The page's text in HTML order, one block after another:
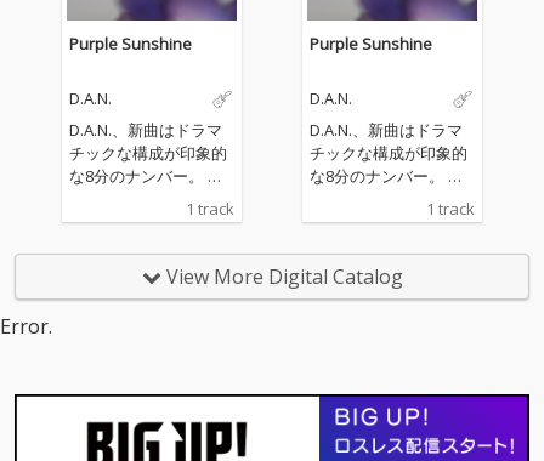
Purple Sunshine
D.A.N.
D.A.N.、新曲はドラマ
チックな構成が印象的
な8分のナンバー。 ミ
ックスは前作の「Dayd
reaming」同様、アデ
ディングによりグラミ
ー賞を受賞したエンジ
ニアのマット・コルト
ンが担当した。
1 track
Purple Sunshine
D.A.N.
D.A.N.、新曲はドラマ
チックな構成が印象的
な8分のナンバー。 ミ
ックスは前作の「Dayd
reaming」同様、アデ
ディングによりグラミ
ー賞を受賞したエンジ
ー受賞歴を持つエンジ
ニアのマット・コルト
ンが担当した。
1 track
View More Digital Catalog
Error.